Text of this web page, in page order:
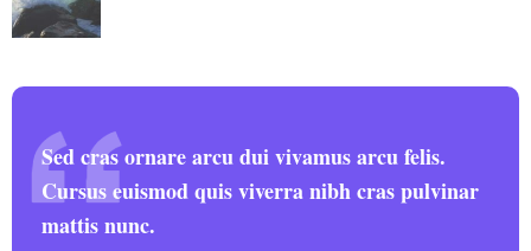
Sed cras ornare arcu dui vivamus arcu felis.
Cursus euismod quis viverra nibh cras pulvinar
mattis nunc.